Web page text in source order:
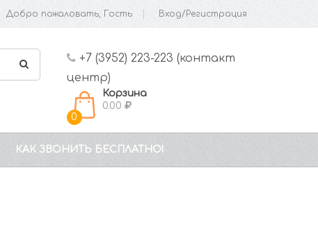
Добро пожаловать, Гость Вход/Регистрация
+7 (3952) 223-223 (контакт
центр)
0
Корзина
0.00
КАК ЗВОНИТЬ БЕСПЛАТНО!